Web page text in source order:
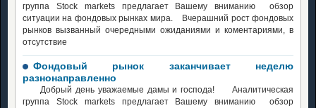
группа Stock markets предлагает Вашему вниманию обзор
ситуации на фондовых рынках мира. Вчерашний рост фондовых
рынков вызванный очередными ожиданиями и коментариями, в
отсутствие
Фондовый рынок заканчивает неделю
разнонаправленно
Добрый день уважаемые дамы и господа! Аналитическая
группа Stock markets предлагает Вашему вниманию обзор